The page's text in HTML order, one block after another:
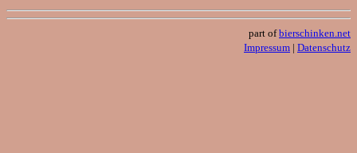
part ofbierschinken.net
Impressum | Datenschutz